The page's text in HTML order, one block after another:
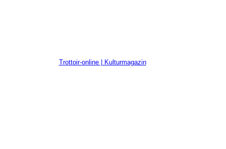
Trottoir-online | Kulturmagazin